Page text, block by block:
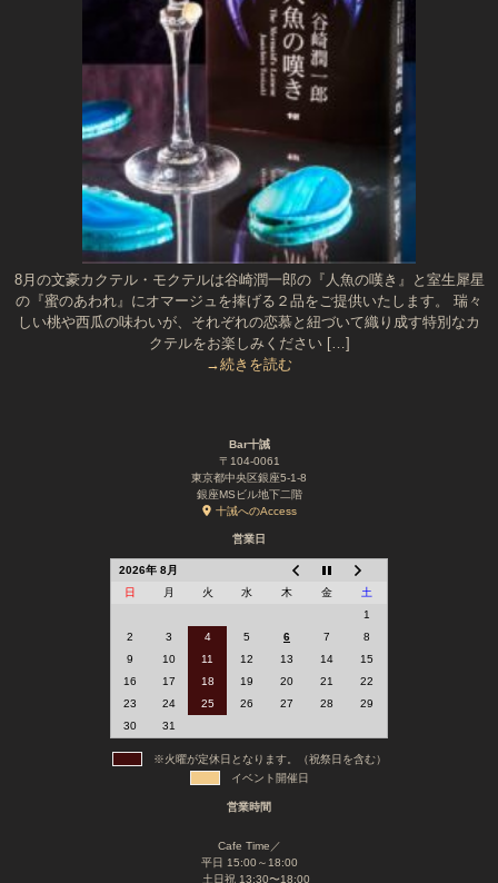
8月の文豪カクテル・モクテルは谷崎潤一郎の『人魚の嘆き』と室生犀星
の『蜜のあわれ』にオマージュを捧げる２品をご提供いたします。 瑞々
しい桃や西瓜の味わいが、それぞれの恋慕と紐づいて織り成す特別なカ
クテルをお楽しみください […]
→続きを読む
Bar十誡
〒104-0061
東京都中央区銀座5-1-8
銀座MSビル地下二階
十誡へのAccess
営業日
2026年 8月
日
月 火 水 木 金
土
1
2
3 4 5 6 7
8
9
10 11 12 13 14
15
16
17 18 19 20 21
22
23
24 25 26 27 28
29
30
31
※火曜が定休日となります。（祝祭日を含む）
イベント開催日
営業時間
Cafe Time／
平日 15:00～18:00
土日祝 13:30〜18:00